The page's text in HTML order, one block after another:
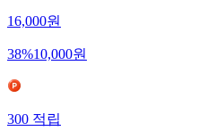
16,000원
38%10,000원
300적립